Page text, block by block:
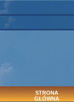
STRONA
GŁÓWNA